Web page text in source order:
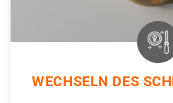
WECHSELN DES